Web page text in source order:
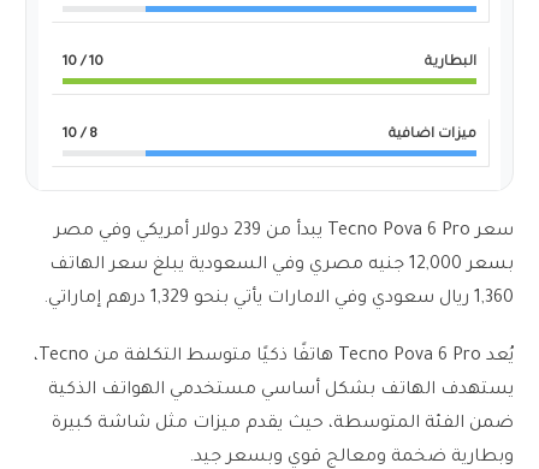
البطارية 10
/ 10
ميزات اضافية 8
/ 10
سعر Tecno Pova 6 Pro يبدأ من 239 دولار أمريكي وفي مصر
بسعر 12,000 جنيه مصري وفي السعودية يبلغ سعر الهاتف
1,360 ريال سعودي وفي الامارات يأتي بنحو 1,329 درهم إماراتي.
يُعد Tecno Pova 6 Pro هاتفًا ذكيًا متوسط التكلفة من Tecno،
يستهدف الهاتف بشكل أساسي مستخدمي الهواتف الذكية
ضمن الفئة المتوسطة، حيث يقدم ميزات مثل شاشة كبيرة
وبطارية ضخمة ومعالج قوي وبسعر جيد.